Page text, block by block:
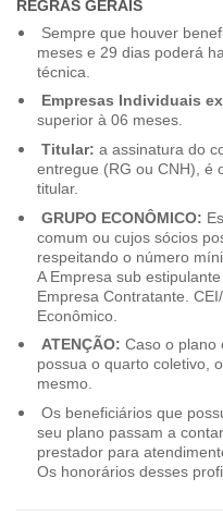
REGRAS GERAIS
Sempre que houver
meses e 29 dias poderá
técnica.
Empresas Individuais
superior à 06 meses.
Titular: a assinatura do
entregue (RG ou CNH), é
titular.
GRUPO ECONÔMICO:
comum ou cujos sócios
respeitando o número
A Empresa sub
Empresa Contratante.
Econômico.
ATENÇÃO: Caso o plano
possua o quarto coletivo,
mesmo.
Os beneficiários que
seu plano passam a
prestador para
Os honorários desses